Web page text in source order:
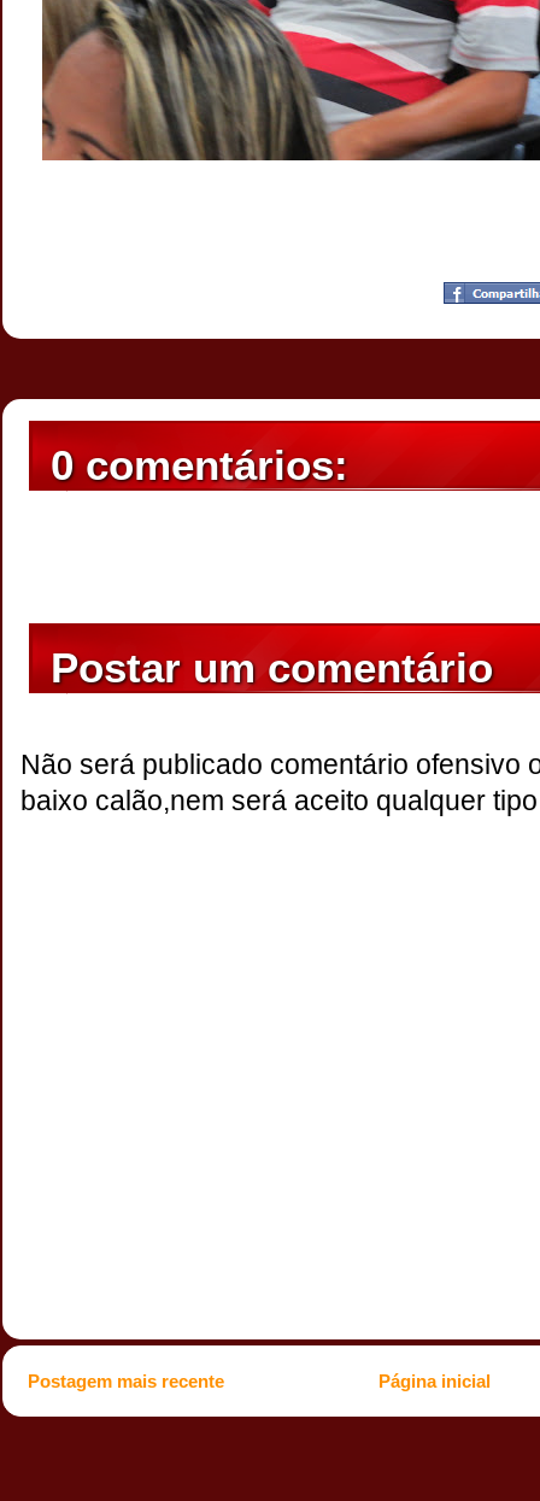
09:08
0 comentários:
Postar um comentário
Não será publicado comentário ofensivo
baixo calão,nem será aceito qualquer
Postagem mais recente Página inicial